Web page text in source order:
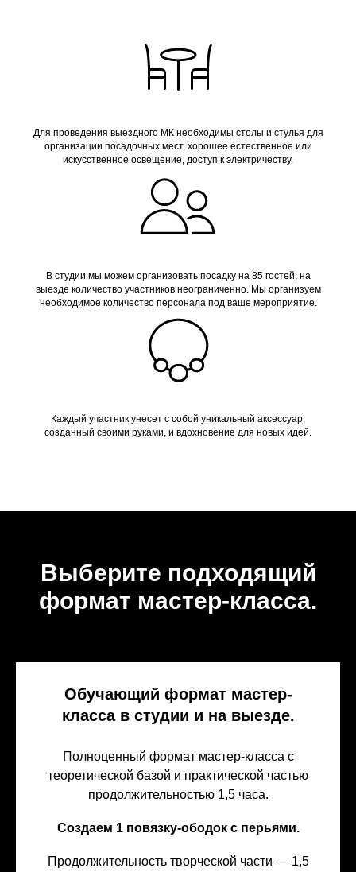
Для проведения выездного МК необходимы столы и стулья для
организации посадочных мест, хорошее естественное или
искусственное освещение, доступ к электричеству.
В студии мы можем организовать посадку на 85 гостей, на
выезде количество участников неограниченно. Мы организуем
необходимое количество персонала под ваше мероприятие.
Каждый участник унесет с собой уникальный аксессуар,
созданный своими руками, и вдохновение для новых идей.
Выберите подходящий
формат мастер-класса.
Обучающий формат мастер-
класса в студии и на выезде.
Полноценный формат мастер-класса с
теоретической базой и практической частью
продолжительностью 1,5 часа.
Создаем 1 повязку-ободок с перьями.
Продолжительность творческой части — 1,5